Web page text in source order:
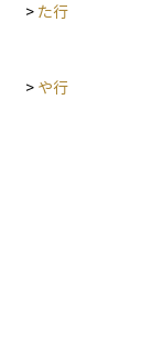
行うことで、市場
> た行
> や行